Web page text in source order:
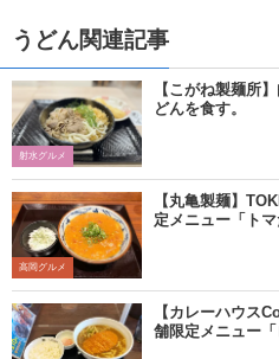
うどん関連記事
射水グルメ
【こがね製麺所
どんを食す。
高岡グルメ
【丸亀製麺】
定メニュー「ト
【カレーハウス
舗限定メニュー